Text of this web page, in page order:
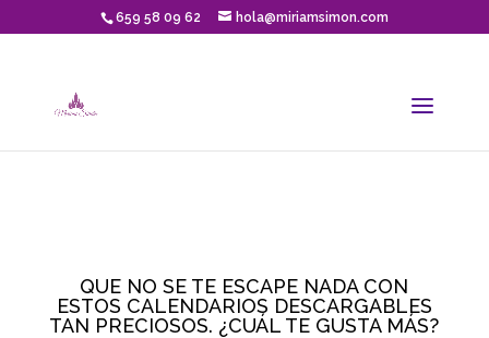
659 58 09 62 hola@miriamsimon.com
QUE NO SE TE ESCAPE NADA CON
ESTOS CALENDARIOS DESCARGABLES
TAN PRECIOSOS. ¿CUÁL TE GUSTA MÁS?